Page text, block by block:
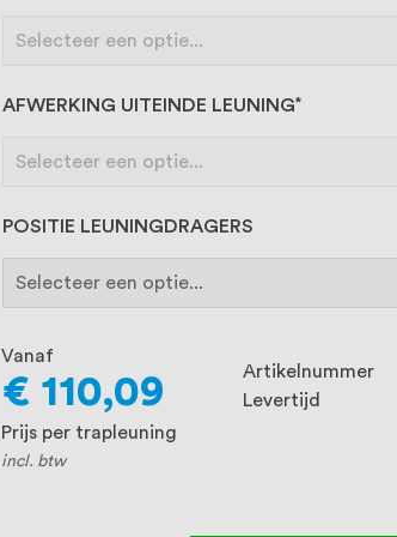
AFWERKING UITEINDE LEUNING
POSITIE LEUNINGDRAGERS
Vanaf
€ 110,09
Prijs per trapleuning
incl. btw
Artikelnummer
Levertijd